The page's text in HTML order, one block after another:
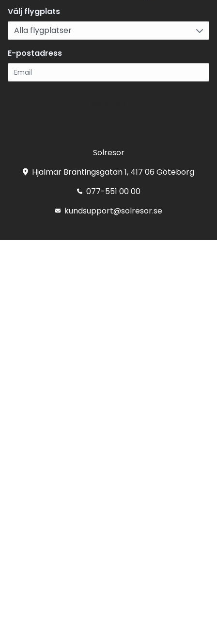
Välj flygplats
E-postadress
Solresor
Hjalmar Brantingsgatan 1, 417 06 Göteborg
077-551 00 00
kundsupport@solresor.se